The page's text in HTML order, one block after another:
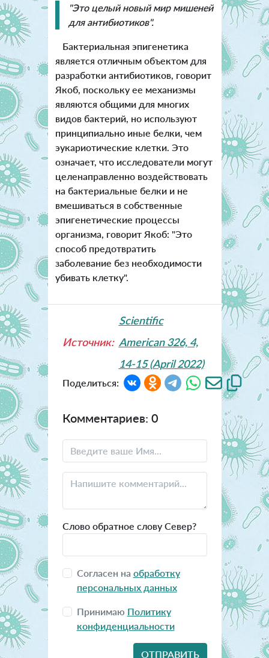
"Это целый новый мир мишеней
для антибиотиков".
Бактериальная эпигенетика
является отличным объектом для
разработки антибиотиков, говорит
Якоб, поскольку ее механизмы
являются общими для многих
видов бактерий, но используют
принципиально иные белки, чем
эукариотические клетки. Это
означает, что исследователи могут
целенаправленно воздействовать
на бактериальные белки и не
вмешиваться в собственные
эпигенетические процессы
организма, говорит Якоб: "Это
способ предотвратить
заболевание без необходимости
убивать клетку".
Источник:
Scientific
American 326, 4,
14-15 (April 2022)
Поделиться:
Комментариев: 0
Слово обратное слову Север?
Согласен на обработку
персональных данных
Принимаю Политику
конфиденциальности